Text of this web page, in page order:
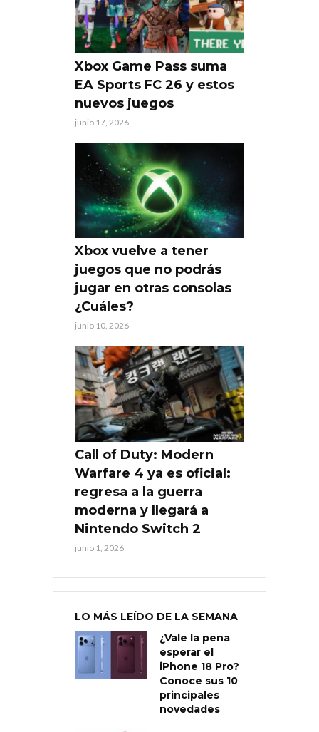
Xbox Game Pass suma
EA Sports FC 26 y estos
nuevos juegos
junio 17, 2026
Xbox vuelve a tener
juegos que no podrás
jugar en otras consolas
¿Cuáles?
junio 10, 2026
Call of Duty: Modern
Warfare 4 ya es oficial:
regresa a la guerra
moderna y llegará a
Nintendo Switch 2
junio 1, 2026
LO MÁS LEÍDO DE LA SEMANA
¿Vale la pena
esperar el
iPhone 18 Pro?
Conoce sus 10
principales
novedades